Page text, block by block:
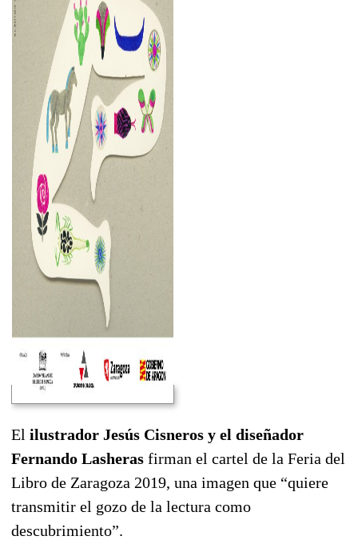
El ilustrador Jesús Cisneros y el diseñador
Fernando Lasheras firman el cartel de la Feria del
Libro de Zaragoza 2019, una imagen que “quiere
transmitir el gozo de la lectura como
descubrimiento”.